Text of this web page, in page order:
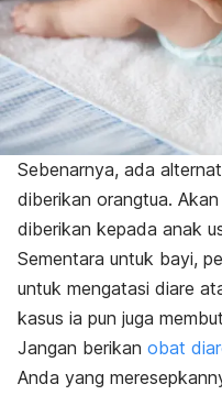
Sebenarnya, ada
diberikan orangtua.
diberikan kepada anak
Sementara untuk bayi,
untuk mengatasi diare
kasus ia pun juga
Jangan berikan obat
Anda yang